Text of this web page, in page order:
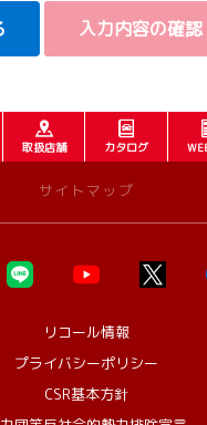
。
変更することがあります。変
個人情報（本リクエストフォー
番号、メールアドレスを含む本リ
報）は、本リクエストフォームの
入力内容の確認
取扱店舗 カタログ
サイトマップ
リコール情報
プライバシーポリシー
CSR基本方針